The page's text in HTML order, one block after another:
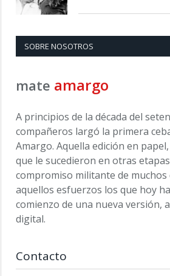
SOBRE NOSOTROS
mate amargo
A principios de la década del
compañeros largó la primera
Amargo. Aquella edición en
que le sucedieron en otras
compromiso militante de muchos
aquellos esfuerzos los que hoy
comienzo de una nueva versión,
digital.
Contacto